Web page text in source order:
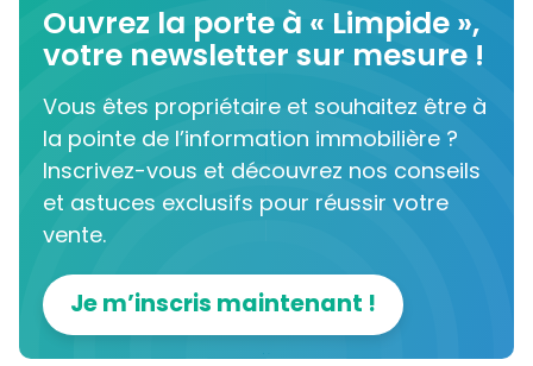
Ouvrez la porte à « Limpide »,
votre newsletter sur mesure !
Vous êtes propriétaire et souhaitez être à
la pointe de l’information immobilière ?
Inscrivez-vous et découvrez nos conseils
et astuces exclusifs pour réussir votre
vente.
Je m’inscris maintenant !